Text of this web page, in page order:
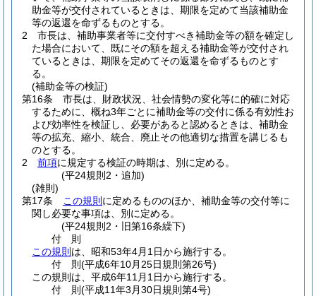
助金等が交付されているときは、期限を定めて当該補助金
等の返還を命ずるものとする。
2
市長は、補助事業者等に交付すべき補助金等の額を確定し
た場合において、既にその額を超える補助金等が交付され
ているときは、期限を定めてその返還を命ずるものとす
る。
(補助金等の検証)
第16条
市長は、財政状況、社会情勢の変化等に的確に対応
するために、概ね3年ごとに補助金等の交付に係る有効性お
よび効率性を検証し、必要があると認めるときは、補助金
等の拡充、縮小、統合、廃止その他適切な措置を講じるも
のとする。
2
前項に規定する検証の時期は、別に定める。
(平24規則2・追加)
(雑則)
第17条
この規則 に定めるもののほか、補助金等の交付等に
関し必要な事項は、別に定める。
(平24規則2・旧第16条繰下)
付 則
この規則 は、昭和53年4月1日から施行する。
付 則(平成6年10月25日規則第26号)
この規則は、平成6年11月1日から施行する。
付 則(平成11年3月30日規則第4号)